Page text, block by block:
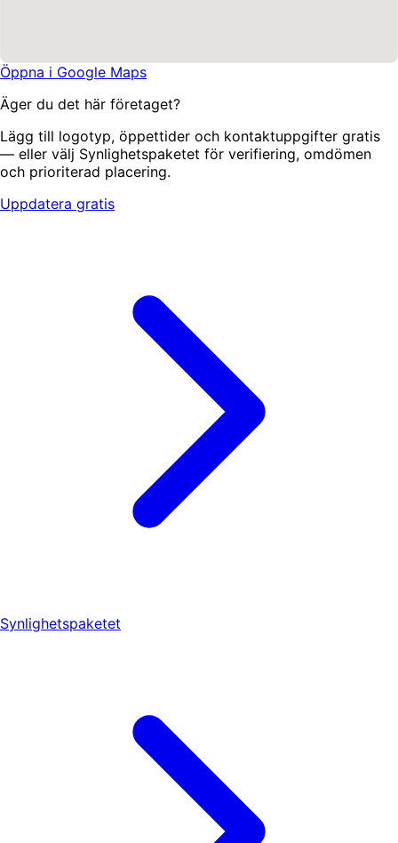
Öppna i Google Maps
Äger du det här företaget?
Lägg till logotyp, öppettider och kontaktuppgifter gratis
— eller välj Synlighetspaketet för verifiering, omdömen
och prioriterad placering.
Uppdatera gratis
Synlighetspaketet